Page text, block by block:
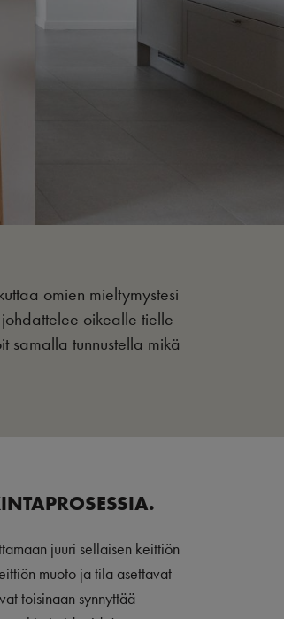
omien mieltymystesi
oikealle tielle
samalla tunnustella mikä
juuri sellaisen keittiön
muoto ja tila asettavat
toisinaan synnyttää